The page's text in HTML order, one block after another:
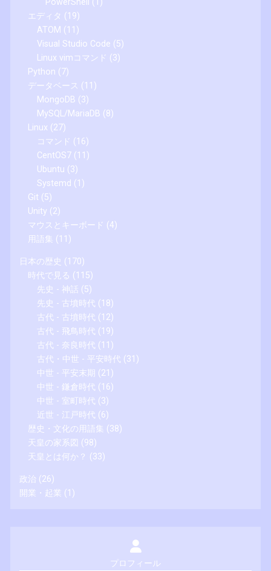
エディタ (19)
ATOM (11)
Visual Studio Code (5)
Linux vimコマンド (3)
Python (7)
データベース (11)
MongoDB (3)
MySQL/MariaDB (8)
Linux (27)
コマンド (16)
CentOS7(11)
Ubuntu (3)
Systemd (1)
Git (5)
Unity (2)
マウスとキーボード (4)
用語集 (11)
日本の歴史 (170)
時代で見る (115)
先史 - 神話 (5)
先史 - 古墳時代 (18)
古代 - 古墳時代 (12)
古代 - 飛鳥時代 (19)
古代 - 奈良時代 (11)
古代・中世 - 平安時代 (31)
中世 - 平安末期 (21)
中世 - 鎌倉時代 (16)
中世 - 室町時代 (3)
近世 - 江戸時代 (6)
歴史・文化の用語集 (38)
天皇の家系図 (98)
天皇とは何か？ (33)
政治 (26)
開業・起業 (1)
プロフィール